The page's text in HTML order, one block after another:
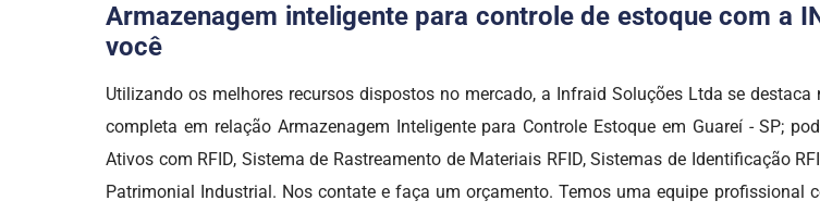
Armazenagem inteligente para controle de estoque com a
você
Utilizando os melhores recursos dispostos no mercado, a Infraid Soluções Ltda se destaca
completa em relação Armazenagem Inteligente para Controle Estoque em Guareí - SP;
Ativos com RFID, Sistema de Rastreamento de Materiais RFID, Sistemas de Identificação
Patrimonial Industrial. Nos contate e faça um orçamento. Temos uma equipe profissional